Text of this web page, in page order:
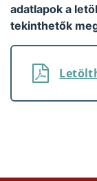
adatlapok a
tekinthetők